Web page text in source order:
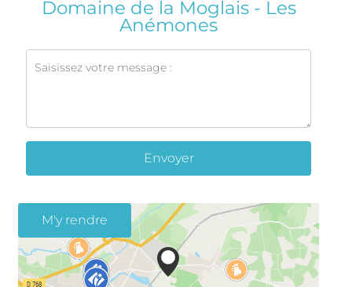
Domaine de la Moglais - Les
Anémones
Envoyer
M'y rendre